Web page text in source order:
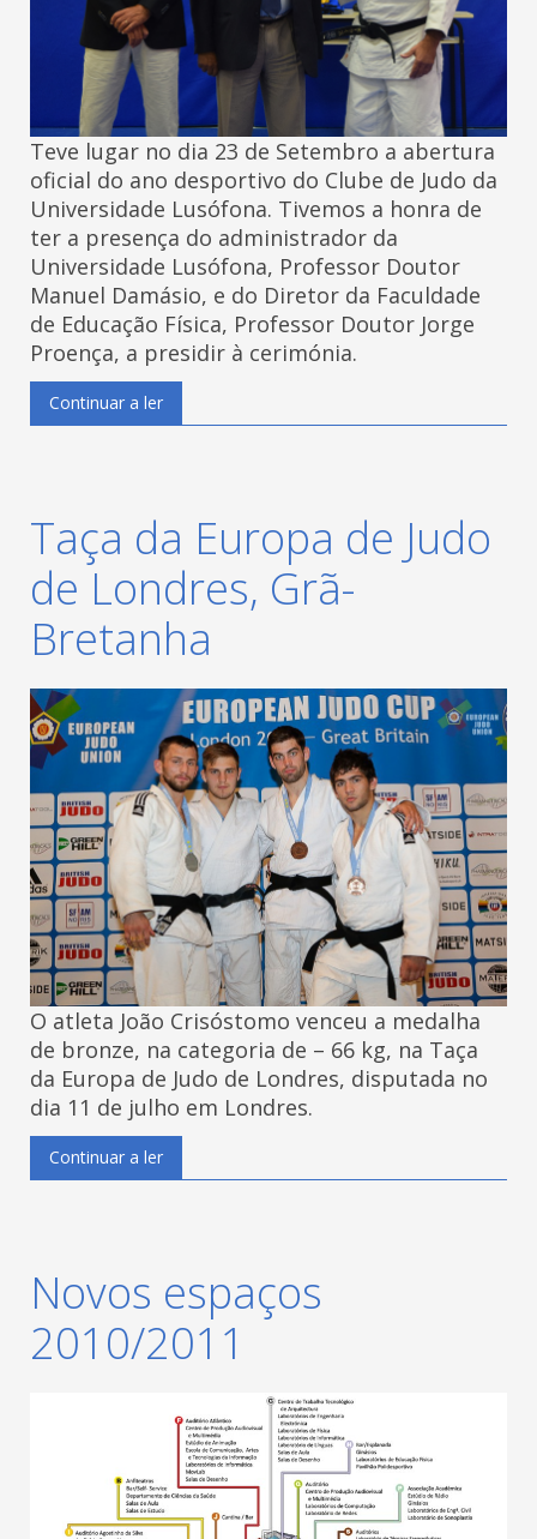
Teve lugar no dia 23 de Setembro a abertura
oficial do ano desportivo do Clube de Judo da
Universidade Lusófona. Tivemos a honra de
ter a presença do administrador da
Universidade Lusófona, Professor Doutor
Manuel Damásio, e do Diretor da Faculdade
de Educação Física, Professor Doutor Jorge
Proença, a presidir à cerimónia.
Continuar a ler
Taça da Europa de Judo
de Londres, Grã-
Bretanha
O atleta João Crisóstomo venceu a medalha
de bronze, na categoria de – 66 kg, na Taça
da Europa de Judo de Londres, disputada no
dia 11 de julho em Londres.
Continuar a ler
Novos espaços
2010/2011